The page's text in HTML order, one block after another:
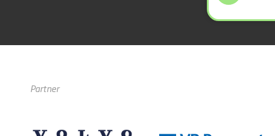
Partner